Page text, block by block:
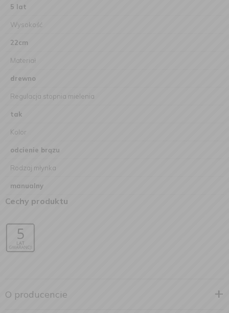
5 lat
Wysokość
22cm
Materiał
drewno
Regulacja stopnia mielenia
tak
Kolor
odcienie brązu
Rodzaj młynka
manualny
Cechy produktu
O producencie